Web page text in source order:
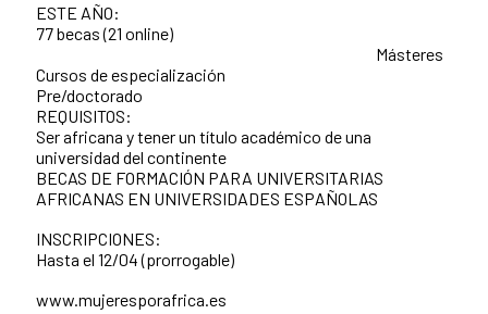
ESTE AÑO:
77 becas (21 online)
Másteres
Cursos de especialización
Pre/doctorado
REQUISITOS:
Ser africana y tener un título académico de una
universidad del continente
BECAS DE FORMACIÓN PARA UNIVERSITARIAS
AFRICANAS EN UNIVERSIDADES ESPAÑOLAS
INSCRIPCIONES:
Hasta el 12/04 (prorrogable)
www.mujeresporafrica.es